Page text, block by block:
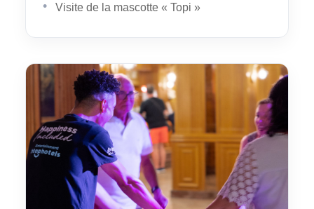
Visite de la mascotte « Topi »